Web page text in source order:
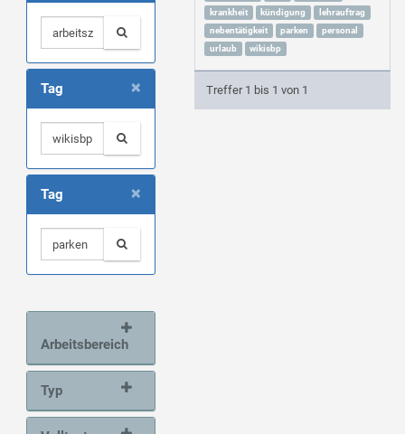
×
Tag
×
Tag
Arbeitsbereich
Typ
krankheit
kündigung
lehrauftrag
nebentätigkeit
parken
personal
urlaub
wikisbp
Treffer 1 bis 1 von 1